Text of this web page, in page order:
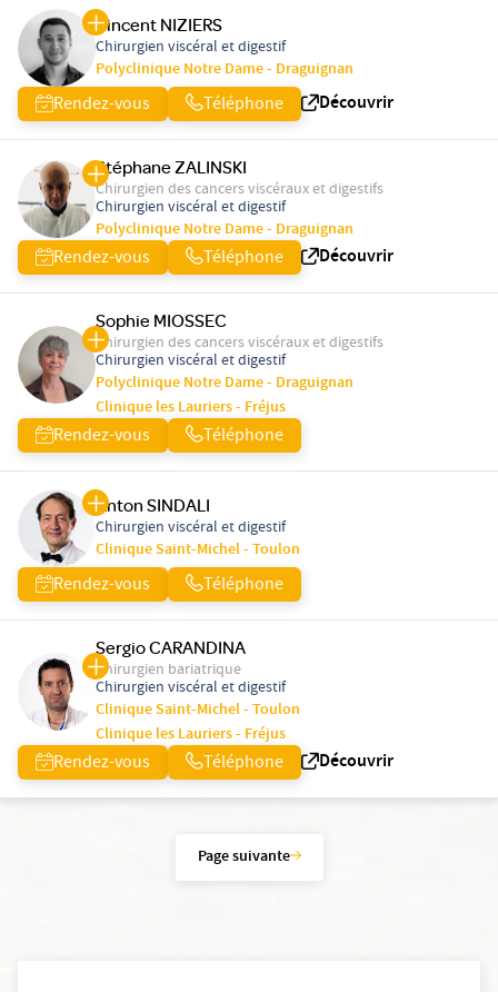
Vincent NIZIERS
Chirurgien viscéral et digestif
Polyclinique Notre Dame - Draguignan
Rendez-vous Téléphone Découvrir
Stéphane ZALINSKI
Chirurgien des cancers viscéraux et digestifs
Chirurgien viscéral et digestif
Polyclinique Notre Dame - Draguignan
Rendez-vous Téléphone Découvrir
Sophie MIOSSEC
Chirurgien des cancers viscéraux et digestifs
Chirurgien viscéral et digestif
Polyclinique Notre Dame - Draguignan
Clinique les Lauriers - Fréjus
Rendez-vous Téléphone
Anton SINDALI
Chirurgien viscéral et digestif
Clinique Saint-Michel - Toulon
Rendez-vous Téléphone
Sergio CARANDINA
Chirurgien bariatrique
Chirurgien viscéral et digestif
Clinique Saint-Michel - Toulon
Clinique les Lauriers - Fréjus
Rendez-vous Téléphone Découvrir
Page suivante